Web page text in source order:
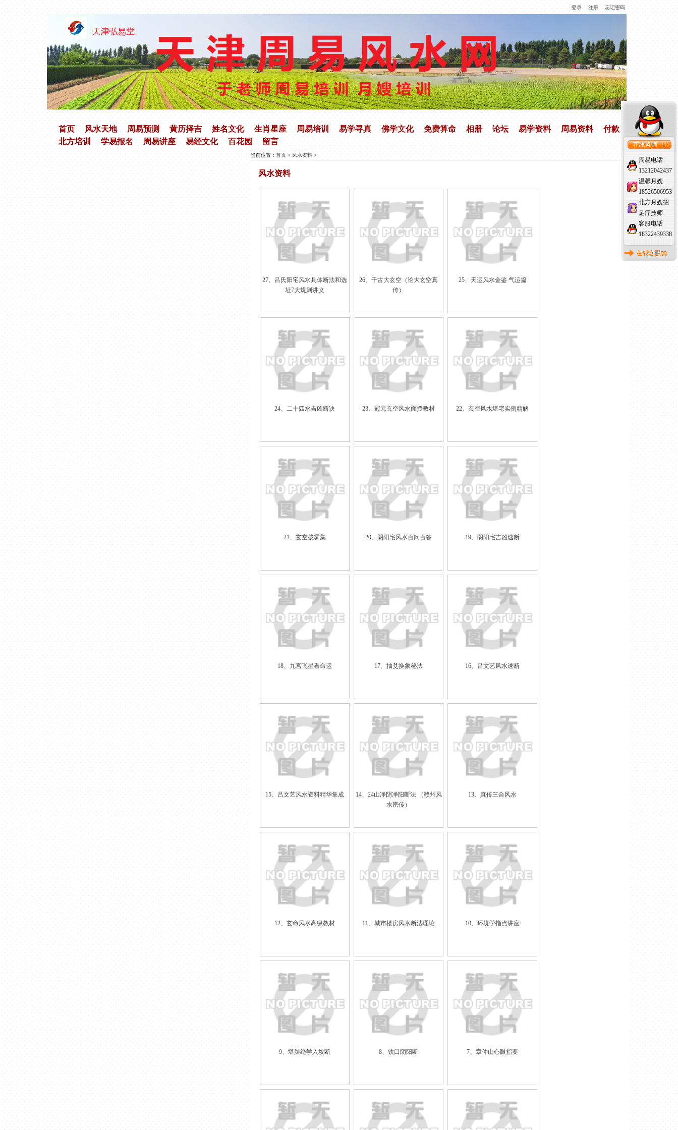
首页 风水天地 周易预测 黄历择吉 姓名文化 生肖星座 周易培训 易学寻真 佛学文化 免费算命 相册 论坛 易学资料 周易资料
付款
北方培训
学易报名 周易讲座 易经文化 百花园 留言
登录 注册 忘记密码
当前位置： 首页>风水资料>
风水资料
27、吕氏阳宅风水具体断法和选
址7大规则讲义
26、千古大玄空（论大玄空真
传）
25、天运风水金鉴 气运篇
24、二十四水吉凶断诀 23、冠元玄空风水面授教材 22、玄空风水堪宅实例精解
21、玄空拨雾集 20、阴阳宅风水百问百答 19、阴阳宅吉凶速断
18、九宫飞星看命运 17、抽爻换象秘法 16、吕文艺风水速断
15、吕文艺风水资料精华集成
14、24山净阴净阳断法 （赣州风
水密传）
13、真传三合风水
12、玄命风水高级教材 11、城市楼房风水断法理论 10、环境学指点讲座
9、堪舆绝学入坟断 8、铁口阴阳断 7、章仲山心眼指要
周易电话
13212042437
温馨月嫂
18526506953
北方月嫂招
足疗技师
客服电话
18322439338